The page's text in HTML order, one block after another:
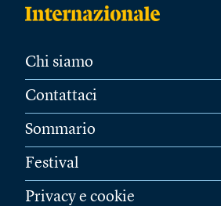
Chi siamo
Contattaci
Sommario
Festival
Privacy e cookie